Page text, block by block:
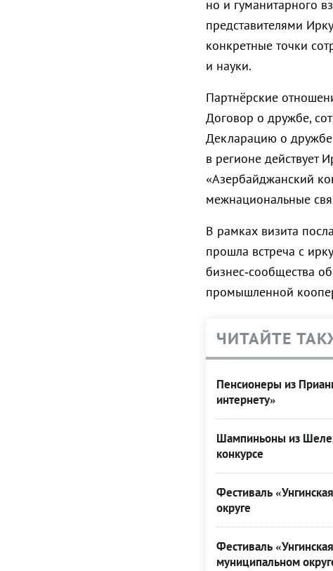
но и гуманитарного
представителями
конкретные точки
и науки.
Партнёрские
Договор о дружбе,
Декларацию о дружбе
в регионе действует
«Азербайджанский
межнациональные
В рамках визита
прошла встреча с
бизнес‑сообщества
промышленной
ЧИТАЙТЕ
Пенсионеры из
интернету»
Шампиньоны из
конкурсе
Фестиваль
округе
Фестиваль
муниципальном